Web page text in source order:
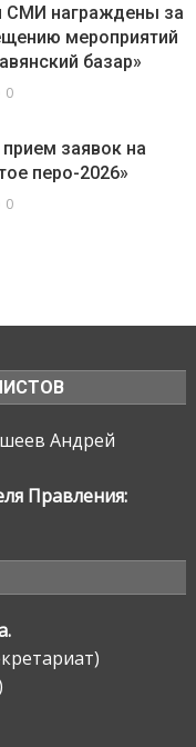
СМИ награждены за
мероприятий
базар»
0
заявок на
перо-2026»
0
Андрей
Правления: